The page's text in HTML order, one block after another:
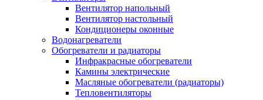
Вентилятор напольный
Вентилятор настольный
Кондиционеры оконные
Водонагреватели
Обогреватели и радиаторы
Инфракрасные обогреватели
Камины электрические
Масляные обогреватели (радиаторы)
Тепловентиляторы